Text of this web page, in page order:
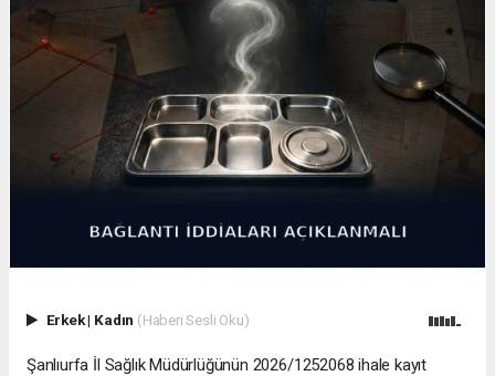
Erkek| Kadın (Haberi Sesli Oku)
Şanlıurfa İl Sağlık Müdürlüğünün 2026/1252068 ihale kayıt